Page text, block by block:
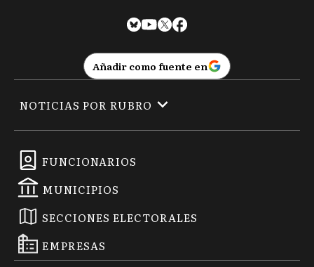
Añadir como fuente en
FUNCIONARIOS
MUNICIPIOS
SECCIONES ELECTORALES
EMPRESAS
NOTICIAS POR RUBRO